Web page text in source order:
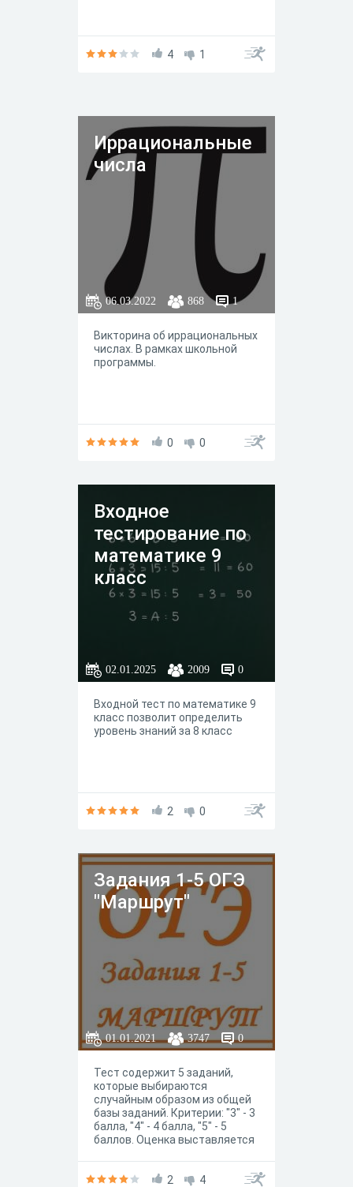
4 1
Иррациональные
числа
06.03.2022 868 1
Викторина об иррациональных
числах. В рамках школьной
программы.
0 0
Входное
тестирование по
математике 9
класс
02.01.2025 2009 0
Входной тест по математике 9
класс позволит определить
уровень знаний за 8 класс
2 0
Задания 1-5 ОГЭ
"Маршрут"
01.01.2021 3747 0
Тест содержит 5 заданий,
которые выбираются
случайным образом из общей
базы заданий. Критерии: "3" - 3
балла, "4" - 4 балла, "5" - 5
баллов. Оценка выставляется
2
4